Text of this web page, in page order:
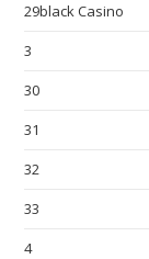
29black Casino
3
30
31
32
33
4